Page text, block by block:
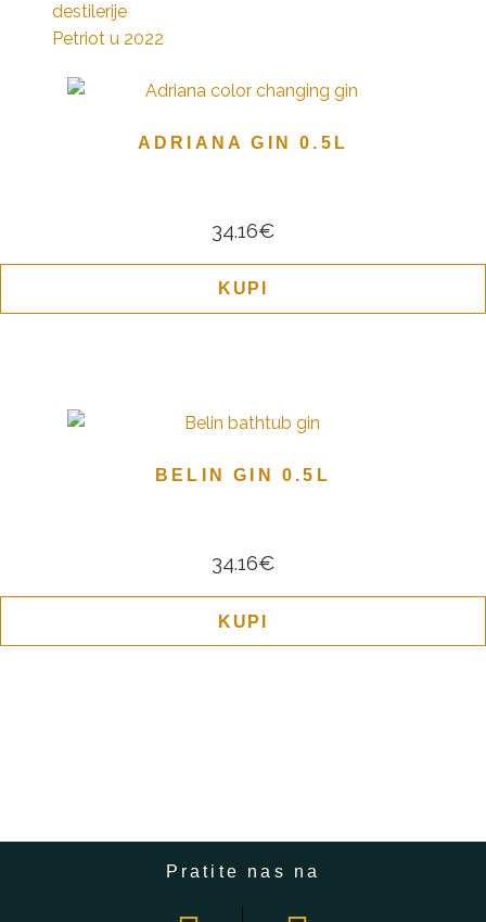
destilerije
Petriot u 2022
ADRIANA GIN 0.5L
34.16€
KUPI
BELIN GIN 0.5L
34.16€
KUPI
Pratite nas na